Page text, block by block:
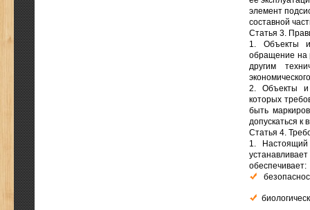
элемент
составной
Статья 3.
1. Объекты и
обращение на
другим
2. Объекты и
которых
быть
допускаться к
Статья 4.
1. Настоящий
обеспечивает: